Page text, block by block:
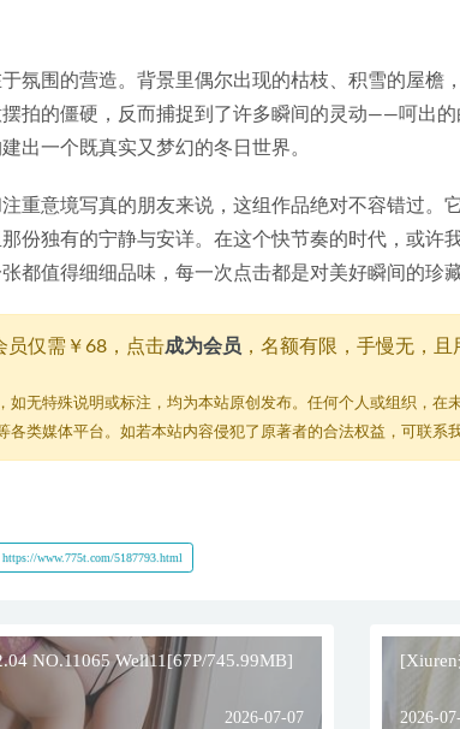
氛围的营造。背景里偶尔出现的枯枝、积雪的屋檐
拍的僵硬，反而捕捉到了许多瞬间的灵动——呵出
出一个既真实又梦幻的冬日世界。
重意境写真的朋友来说，这组作品绝对不容错过。
份独有的宁静与安详。在这个快节奏的时代，或许
都值得细细品味，每一次点击都是对美好瞬间的珍藏
员仅需￥68，点击成为会员 ，名额有限，手慢无，且
如无特殊说明或标注，均为本站原创发布。任何个人或组织，在
各类媒体平台。如若本站内容侵犯了原著者的合法权益，可联系
www.775t.com/5187793.html
NO.11065 Well11[67P/745.99MB]
2026-07-07 2026-